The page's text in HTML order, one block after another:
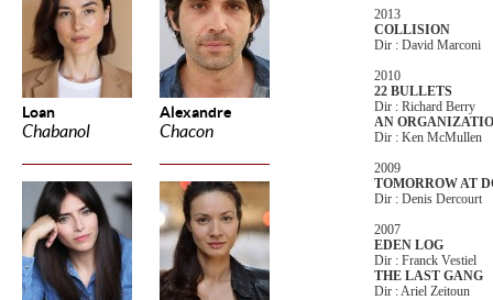
Loan
Chabanol
Alexandre
Chacon
2013
COLLISION
Dir : David Marconi
2010
22 BULLETS
Dir : Richard Berry
AN
Dir : Ken McMullen
2009
TOMORROW AT
Dir : Denis Dercourt
2007
EDEN LOG
Dir : Franck Vestiel
THE LAST GANG
Dir : Ariel Zeitoun